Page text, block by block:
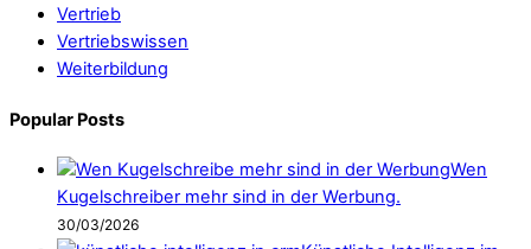
Vertrieb
Vertriebswissen
Weiterbildung
Popular Posts
Wen
Kugelschreiber mehr sind in der Werbung.
30/03/2026